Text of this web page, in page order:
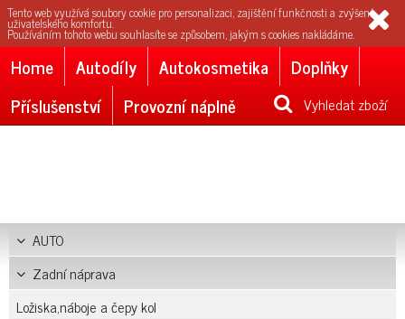
Tento web využívá soubory cookie pro personalizaci, zajištění funkčnosti a zvýšení
uživatelského komfortu.
Používáním tohoto webu souhlasíte se způsobem, jakým s cookies nakládáme.
Home Autodíly Autokosmetika
Doplňky
Příslušenství
Provozní náplně Vyhledat zboží
AUTO
Zadní náprava
Ložiska,náboje a čepy kol